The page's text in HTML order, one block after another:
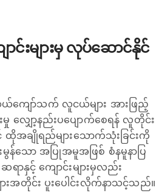
င်းများမှ လုပ်ဆောင်နိုင်
ယ်ကျော်သက် လူငယ်များ အားဖြည့်
လျှော့နည်းပပျောက်စေရန် လူတိုင်း
အချိုရည်များသောက်သုံးခြင်းကို
းမွန်သော အပြုအမူအဖြစ် စံနမူနာပြ
ာနှင့် ကျောင်းများမှလည်း
းအတိုင်း ပူးပေါင်းလိုက်နာသင့်သည်။